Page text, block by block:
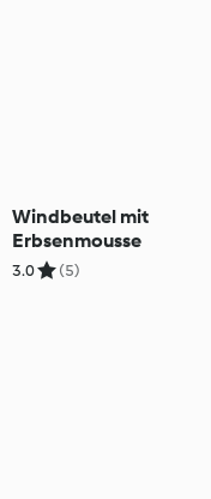
Windbeutel mit
Erbsenmousse
3.0 (5)